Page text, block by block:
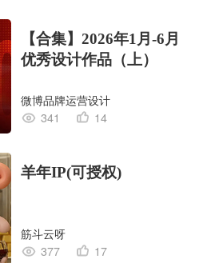
【合集】2026年1月-6月
优秀设计作品（上）
微博品牌运营设计
341
14
羊年IP(可授权)
筋斗云呀
377
17